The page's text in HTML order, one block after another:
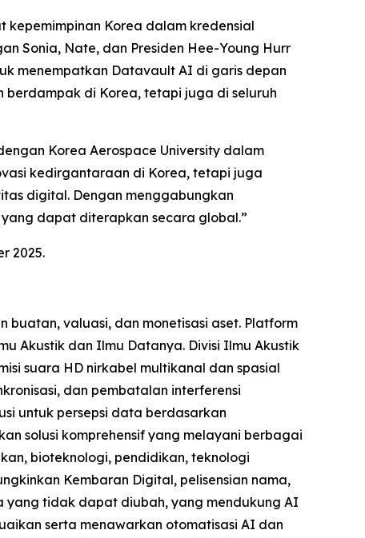
kepemimpinan Korea dalam kredensial
Sonia, Nate, dan Presiden Hee-Young Hurr
menempatkan Datavault AI di garis depan
berdampak di Korea, tetapi juga di seluruh
Korea Aerospace University dalam
kedirgantaraan di Korea, tetapi juga
digital. Dengan menggabungkan
dapat diterapkan secara global.”
2025.
valuasi, dan monetisasi aset. Platform
Akustik dan Ilmu Datanya. Divisi Ilmu Akustik
suara HD nirkabel multikanal dan spasial
dan pembatalan interferensi
untuk persepsi data berdasarkan
solusi komprehensif yang melayani berbagai
bioteknologi, pendidikan, teknologi
Kembaran Digital, pelisensian nama,
tidak dapat diubah, yang mendukung AI
serta menawarkan otomatisasi AI dan